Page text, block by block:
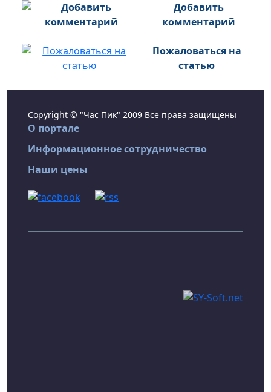
Добавить
комментарий
Пожаловаться на
статью
Copyright © "Час Пик" 2009 Все права защищены
О портале
Информационное сотрудничество
Наши цены